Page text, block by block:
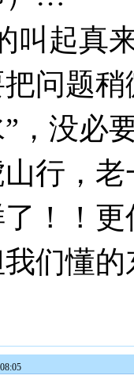
起真来
问题
，没必
行，
！！
们懂